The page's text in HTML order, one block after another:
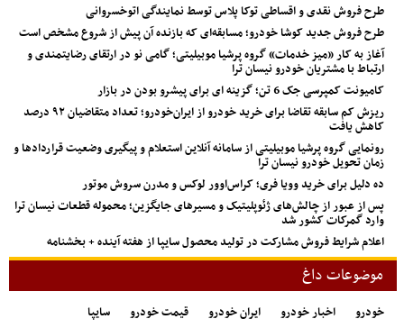
طرح فروش نقدی و اقساطی توکا پلاس توسط نمایندگی اتوخسروانی
طرح فروش جدید کوشا خودرو؛ مسابقه‌ای که بازنده آن پیش از شروع مشخص است
آغاز به کار «میز خدمات» گروه پرشیا موبیلیتی؛ گامی نو در ارتقای رضایتمندی و
ارتباط با مشتریان خودرو نیسان ترا
کامیونت کمپرسی جک 6 تن؛ گزینه ای برای پیشرو بودن در بازار
ریزش کم‌ سابقه تقاضا برای خرید خودرو از ایران‌خودرو؛ تعداد متقاضیان ۹۲ درصد
کاهش یافت
رونمایی گروه پرشیا موبیلیتی از سامانه آنلاین استعلام و پیگیری وضعیت قراردادها و
زمان تحویل خودرو نیسان ترا
ده دلیل برای خرید وویا فری؛ کراس‌اوور لوکس و مدرن سروش موتور
پس از عبور از چالش‌های ژئوپلیتیک و مسیرهای جایگزین؛ محموله قطعات نیسان ترا
وارد گمرکات کشور شد
اعلام شرایط فروش مشارکت در تولید محصول سایپا از هفته آینده + بخشنامه
موضوعات داغ
خودرو اخبار خودرو ایران خودرو قیمت خودرو
سایپا